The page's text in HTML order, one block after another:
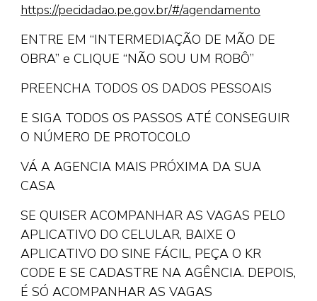
https://pecidadao.pe.gov.br/#/agendamento
ENTRE EM “INTERMEDIAÇÃO DE MÃO DE
OBRA” e CLIQUE “NÃO SOU UM ROBÔ”
PREENCHA TODOS OS DADOS PESSOAIS
E SIGA TODOS OS PASSOS ATÉ CONSEGUIR
O NÚMERO DE PROTOCOLO
VÁ A AGENCIA MAIS PRÓXIMA DA SUA
CASA
SE QUISER ACOMPANHAR AS VAGAS PELO
APLICATIVO DO CELULAR, BAIXE O
APLICATIVO DO SINE FÁCIL, PEÇA O KR
CODE E SE CADASTRE NA AGÊNCIA. DEPOIS,
É SÓ ACOMPANHAR AS VAGAS